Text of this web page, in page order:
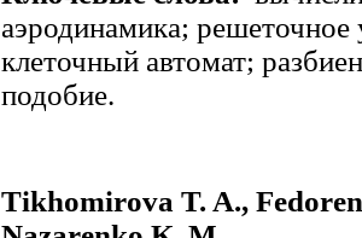
аэродинамика; решеточное
клеточный автомат;
подобие.
Tikhomirova T. A.,